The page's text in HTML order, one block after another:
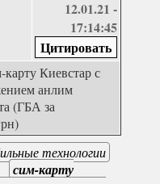
12.01.21 -
17:14:45
Киевстар с
анлим
(ГБА за
технологии
сим-карту